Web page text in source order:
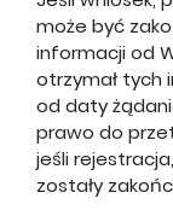
może być
informacji od
otrzymał tych
od daty
prawo do
jeśli
zostały